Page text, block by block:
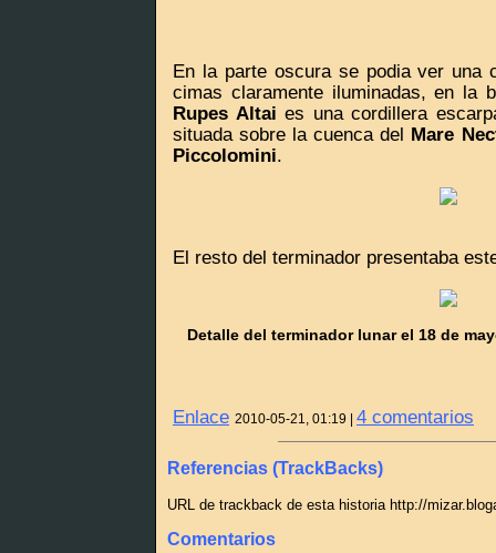
En la parte oscura se podia ver una
cimas claramente iluminadas, en la
Rupes Altai es una cordillera
situada sobre la cuenca del Mare
Piccolomini.
El resto del terminador presentaba
Detalle del terminador lunar el 18 de
Enlace 2010-05-21, 01:19 | 4 comentarios
Referencias (TrackBacks)
URL de trackback de esta historia http://
Comentarios